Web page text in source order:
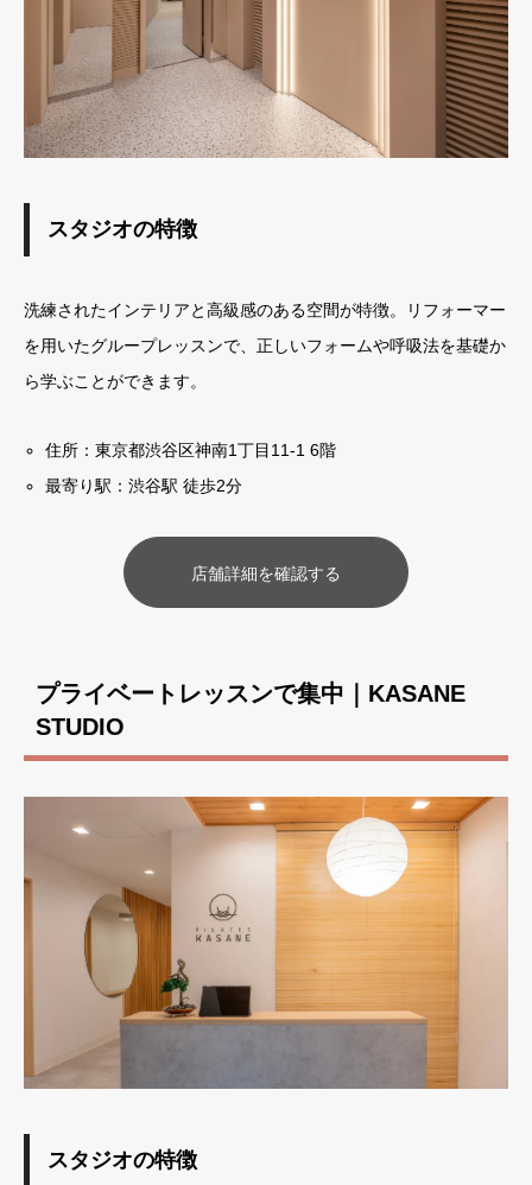
スタジオの特徴
洗練されたインテリアと高級感のある空間が特徴。リフォーマー
を用いたグループレッスンで、正しいフォームや呼吸法を基礎か
ら学ぶことができます。
住所：東京都渋谷区神南1丁目11-1 6階
最寄り駅：渋谷駅 徒歩2分
店舗詳細を確認する
プライベートレッスンで集中｜KASANE
STUDIO
スタジオの特徴